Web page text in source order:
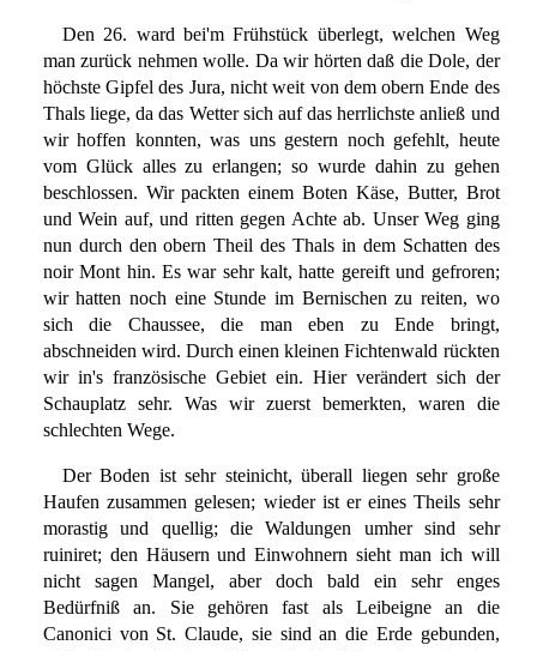
Den 26. ward bei'm Frühstück überlegt, welchen Weg
man zurück nehmen wolle. Da wir hörten daß die Dole, der
höchste Gipfel des Jura, nicht weit von dem obern Ende des
Thals liege, da das Wetter sich auf das herrlichste anließ und
wir hoffen konnten, was uns gestern noch gefehlt, heute
vom Glück alles zu erlangen; so wurde dahin zu gehen
beschlossen. Wir packten einem Boten Käse, Butter, Brot
und Wein auf, und ritten gegen Achte ab. Unser Weg ging
nun durch den obern Theil des Thals in dem Schatten des
noir Mont hin. Es war sehr kalt, hatte gereift und gefroren;
wir hatten noch eine Stunde im Bernischen zu reiten, wo
sich die Chaussee, die man eben zu Ende bringt,
abschneiden wird. Durch einen kleinen Fichtenwald rückten
wir in's französische Gebiet ein. Hier verändert sich der
Schauplatz sehr. Was wir zuerst bemerkten, waren die
schlechten Wege.
Der Boden ist sehr steinicht, überall liegen sehr große
Haufen zusammen gelesen; wieder ist er eines Theils sehr
morastig und quellig; die Waldungen umher sind sehr
ruiniret; den Häusern und Einwohnern sieht man ich will
nicht sagen Mangel, aber doch bald ein sehr enges
Bedürfniß an. Sie gehören fast als Leibeigne an die
Canonici von St. Claude, sie sind an die Erde gebunden,